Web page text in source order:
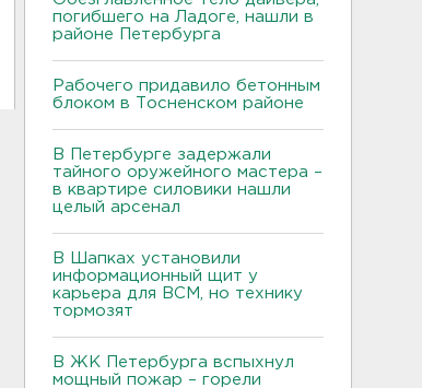
погибшего на Ладоге, нашли в
районе Петербурга
Рабочего придавило бетонным
блоком в Тосненском районе
В Петербурге задержали
тайного оружейного мастера –
в квартире силовики нашли
целый арсенал
В Шапках установили
информационный щит у
карьера для ВСМ, но технику
тормозят
В ЖК Петербурга вспыхнул
мощный пожар – горели